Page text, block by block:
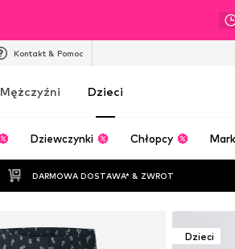
Kontakt & Pomoc
Mężczyźni Dzieci
Dziewczynki Chłopcy
DARMOWA DOSTAWA* & ZWROT
Dzieci